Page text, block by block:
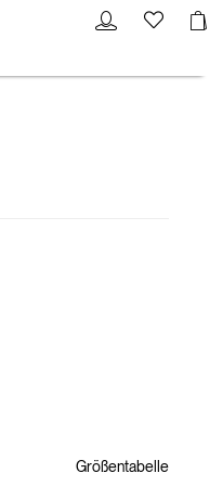
Größentabelle